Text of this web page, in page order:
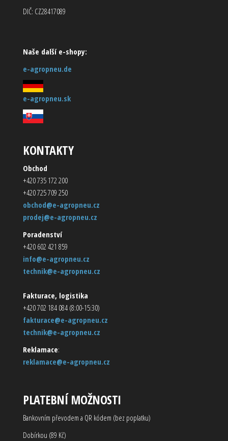
DIČ: CZ28417089
Naše další e-shopy:
e-agropneu.de
e-agropneu.sk
KONTAKTY
Obchod
+420 735 172 200
+420 725 709 250
obchod@e-agropneu.cz
prodej@e-agropneu.cz
Poradenství
+420 602 421 859
info@e-agropneu.cz
technik@e-agropneu.cz
Fakturace, logistika
+420 702 184 084 (8:00-15:30)
fakturace@e-agropneu.cz
technik@e-agropneu.cz
Reklamace:
reklamace@e-agropneu.cz
PLATEBNÍ MOŽNOSTI
Bankovním převodem a QR kódem (bez poplatku)
Dobírkou (89 Kč)